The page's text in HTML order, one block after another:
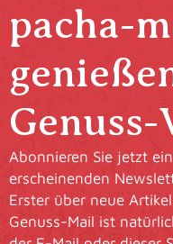
pacha-
Abonnieren Sie jetzt
erscheinenden
Erster über neue
Genuss-Mail ist